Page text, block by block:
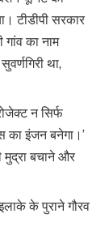
टीडीपी सरकार
गांव का नाम
था,
न सिर्फ
का इंजन बनेगा।’
मुद्रा बचाने और
के पुराने गौरव